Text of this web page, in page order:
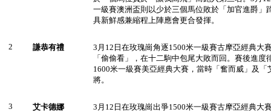
一級賽澳洲盃則以少於三個馬位敗於「加官進爵」
具新鮮感兼縮程上陣應會更合發揮。
2 謙恭有禮
3月12日在玫瑰崗角逐1500米一級賽古摩亞經典大
「偷偷看」，在十二駒中包尾大敗而回。賽後進度
1600米一級賽美亞經典大賽，當時「奮而威」及
將。
3 艾卡德娜
3月12日在玫瑰崗出爭1500米一級賽古摩亞經典大